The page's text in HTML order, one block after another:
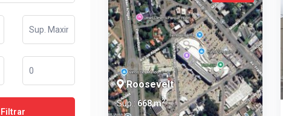
Roosevelt
Sup.: 668 m2